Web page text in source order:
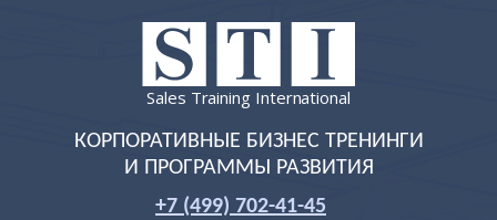
Sales Training International
КОРПОРАТИВНЫЕ БИЗНЕС ТРЕНИНГИ
И ПРОГРАММЫ РАЗВИТИЯ
+7 (499) 702-41-45